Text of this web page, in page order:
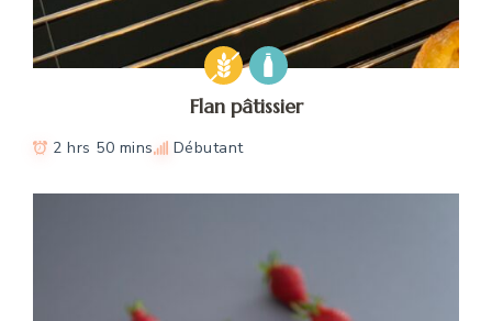
Flan pâtissier
2 hrs 50 mins Débutant